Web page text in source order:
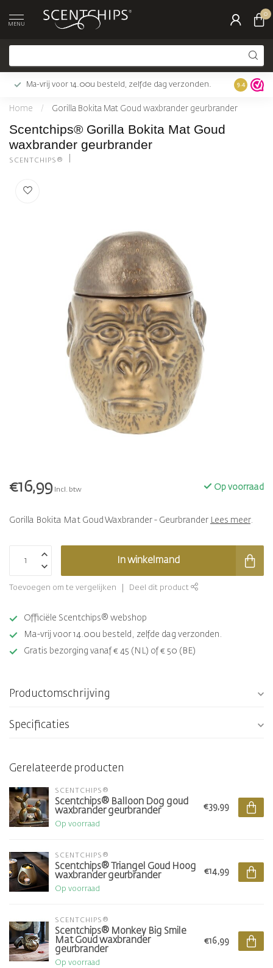
MENU
0
Ma-vrij voor 14.00u besteld, zelfde dag verzonden. Gratis
9.4
Home / Gorilla Bokita Mat Goud waxbrander geurbrander
Scentchips® Gorilla Bokita Mat Goud
waxbrander geurbrander
SCENTCHIPS®
€16,99 Incl. btw Op voorraad
Gorilla Bokita Mat Goud Waxbrander - Geurbrander Lees meer.
In winkelmand
Toevoegen om te vergelijken Deel dit product
Officiële Scentchips® webshop
Ma-vrij voor 14.00u besteld, zelfde dag verzonden.
Gratis bezorging vanaf € 45 (NL) of € 50 (BE)
Productomschrijving
Specificaties
Gerelateerde producten
SCENTCHIPS®
Scentchips® Balloon Dog goud
waxbrander geurbrander
Op voorraad
€39,99
SCENTCHIPS®
Scentchips® Triangel Goud Hoog
waxbrander geurbrander
Op voorraad
€14,99
SCENTCHIPS®
Scentchips® Monkey Big Smile
Mat Goud waxbrander
geurbrander
Op voorraad
€16,99